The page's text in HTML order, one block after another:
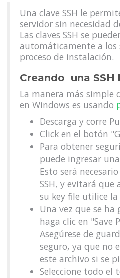
Una clave SSH le
servidor sin necesidad
Las claves SSH se
automáticamente a los
proceso de instalación.
Creando una
La manera más simple
en Windows es usando
Descarga y corre
Click en el botón
Para obtener
puede ingresar
Esto será
SSH, y evitará que
su key file utilice la
Una vez que se ha
haga clic en "Save
Asegúrese de
seguro, ya que no
este archivo si se
Seleccione todo el